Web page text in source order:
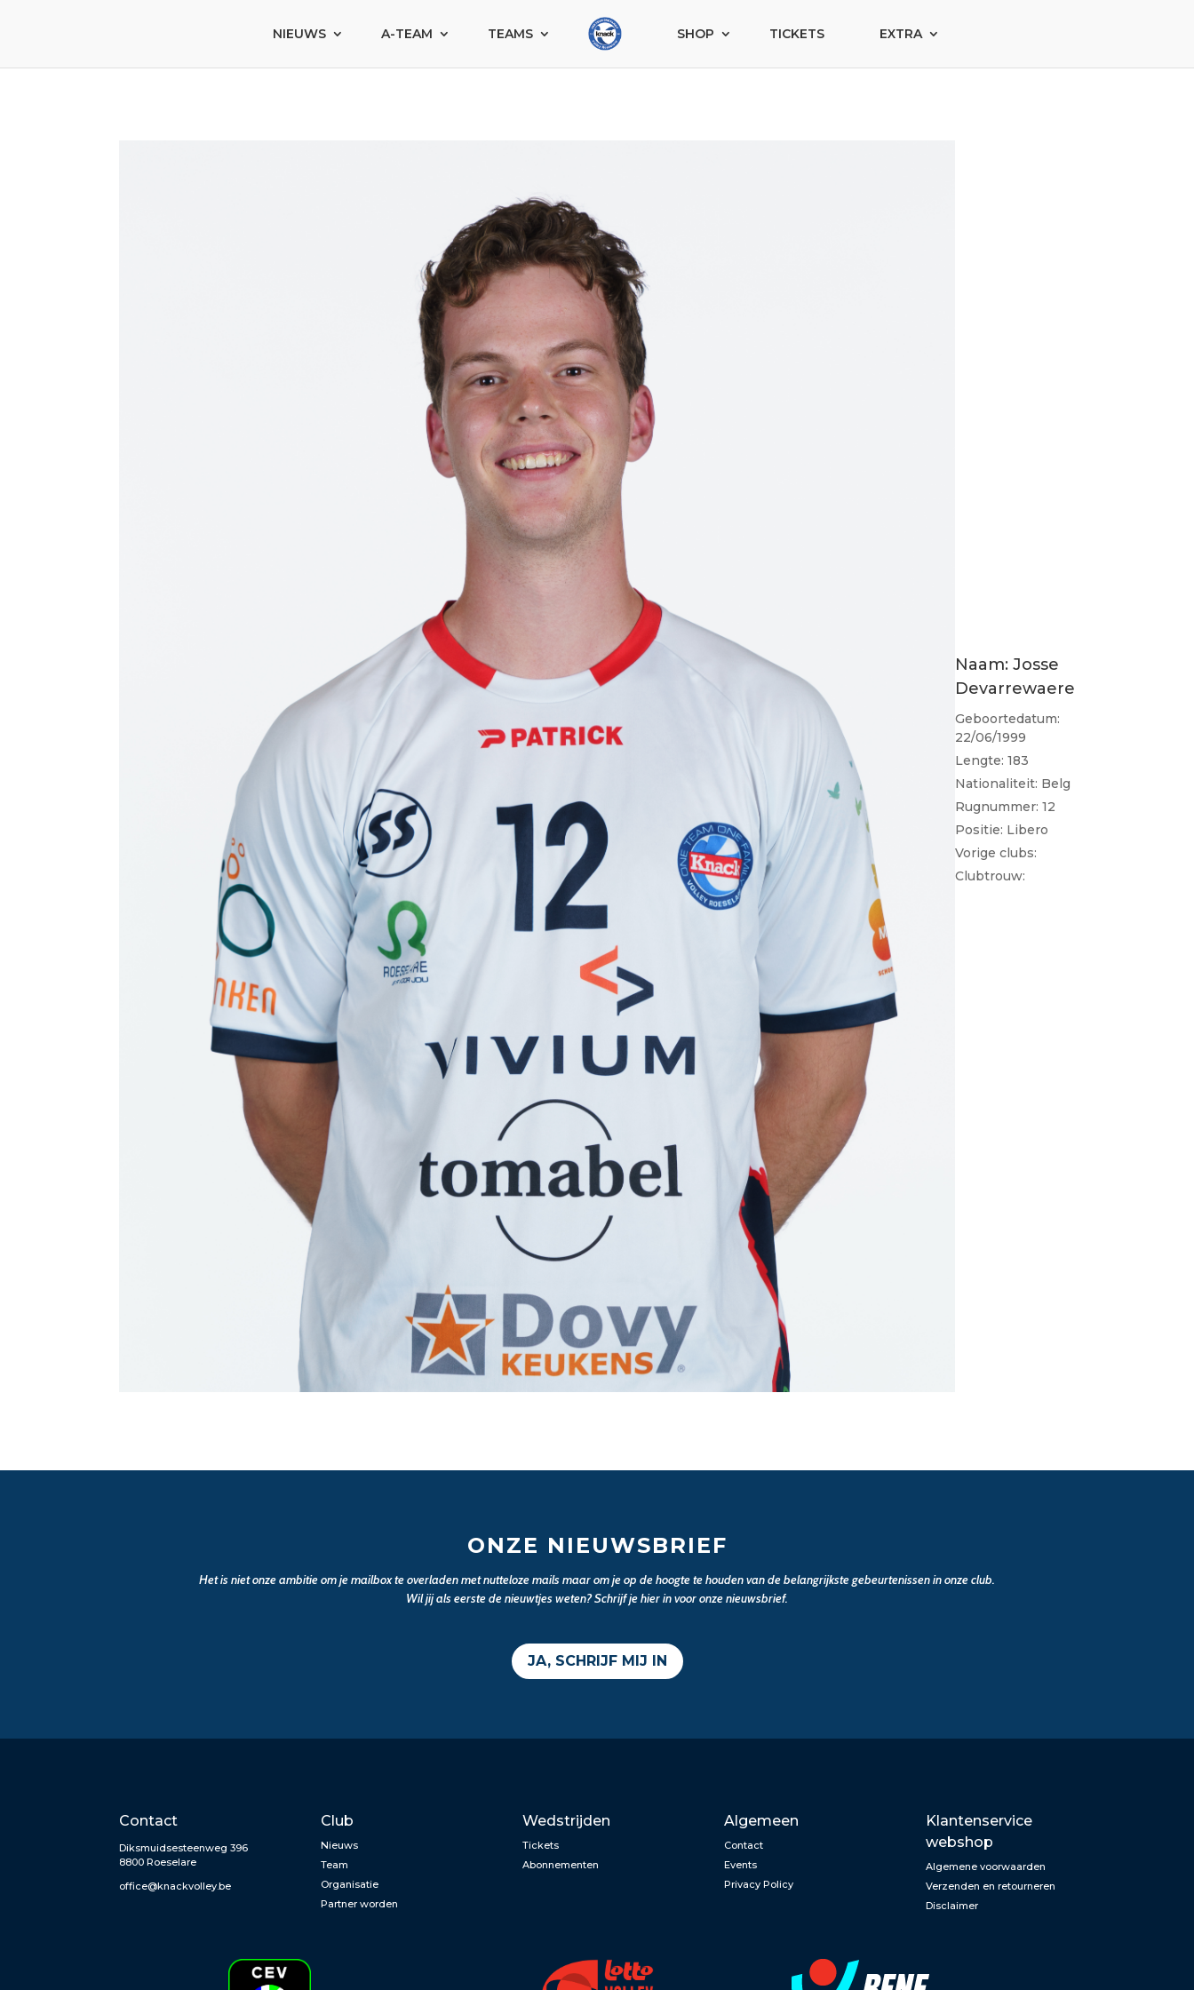
NIEUWS A-TEAM TEAMS SHOP TICKETS EXTRA
Naam: Josse
Devarrewaere
Geboortedatum:
22/06/1999
Lengte: 183
Nationaliteit: Belg
Rugnummer: 12
Positie: Libero
Vorige clubs:
Clubtrouw:
ONZE NIEUWSBRIEF
Het is niet onze ambitie om je mailbox te overladen met nutteloze mails maar om je op de hoogte te houden van de belangrijkste gebeurtenissen in onze club.
Wil jij als eerste de nieuwtjes weten? Schrijf je hier in voor onze nieuwsbrief.
JA, SCHRIJF MIJ IN
Contact
Diksmuidsesteenweg 396
8800 Roeselare
office@knackvolley.be
Club
Nieuws
Team
Organisatie
Partner worden
Wedstrijden
Tickets
Abonnementen
Algemeen
Contact
Events
Privacy Policy
Klantenservice
webshop
Algemene voorwaarden
Verzenden en retourneren
Disclaimer